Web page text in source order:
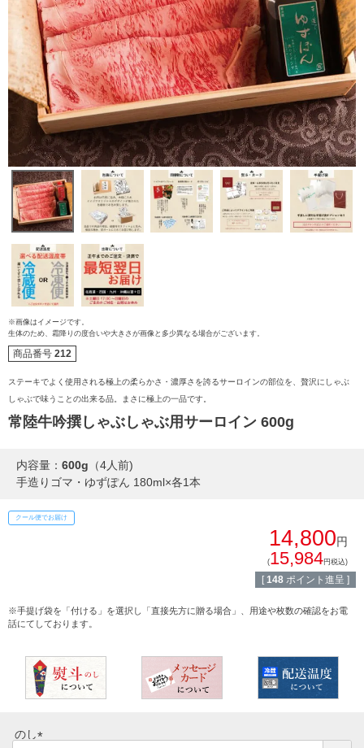
配送・送料
熨斗・カード
常陸牛とは？
ゴルフコンペ
よくある質問
すき焼き
しゃぶしゃぶ
焼き肉
レトルトカレー
シャルキュトリー
コーンスープ
※画像はイメージです。
生体のため、霜降りの度合いや大きさが画像と多少異なる場合がございます。
商品番号 212
ステーキでよく使用される極上の柔らかさ・濃厚さを誇るサーロインの部位を、贅沢にしゃぶ
しゃぶで味うことの出来る品。まさに極上の一品です。
常陸牛吟撰しゃぶしゃぶ用サーロイン 600g
内容量： 600g （4人前)
手造りゴマ・ゆずぽん 180ml×各1本
クール便でお届け
14,800円
(15,984円税込)
[ 148 ポイント進呈 ]
※手提げ袋を「付ける」を選択し「直接先方に贈る場合」、用途や枚数の確認をお電
話にてしております。
のし